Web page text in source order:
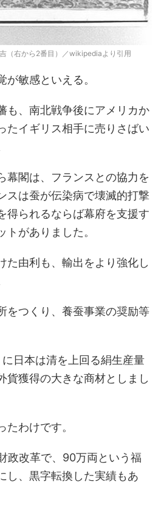
（右から2番目）／wikipediaより引用
が敏感といえる。
も、南北戦争後にアメリカか
たイギリス相手に売りさばい
幕閣は、フランスとの協力を
スは蚕が伝染病で壊滅的打撃
得られるならば幕府を支援す
トがありました。
た由利も、輸出をより強化し
をつくり、養蚕事業の奨励等
日本は清を上回る絹生産量
貨獲得の大きな商材としまし
たわけです。
政改革で、90万両という福
し、黒字転換した実績もあ